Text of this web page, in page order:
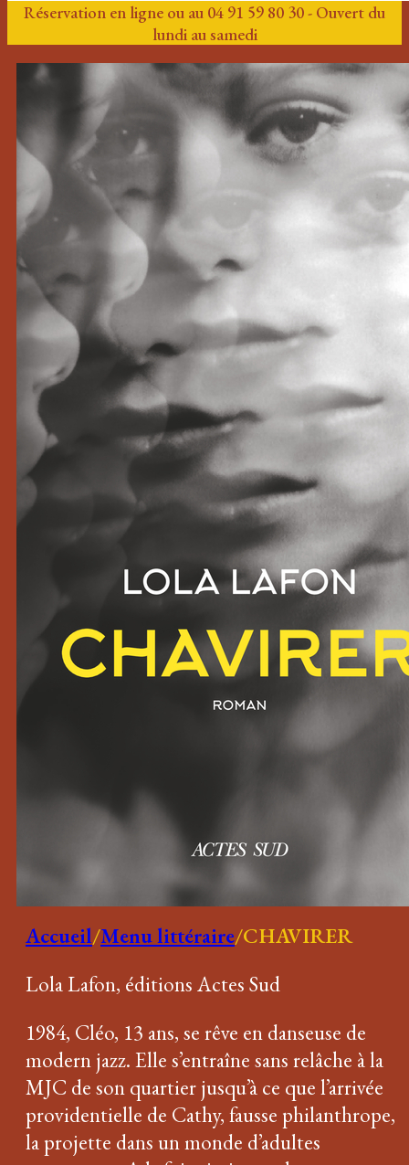
Réservation en ligne ou au 04 91 59 80 30 - Ouvert du
lundi au samedi
Accueil/Menu littéraire/CHAVIRER
Lola Lafon, éditions Actes Sud
1984, Cléo, 13 ans, se rêve en danseuse de
modern jazz. Elle s’entraîne sans relâche à la
MJC de son quartier jusqu’à ce que l’arrivée
providentielle de Cathy, fausse philanthrope,
la projette dans un monde d’adultes